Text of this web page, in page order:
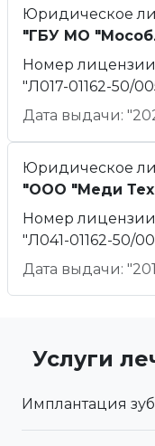
Юридическое
"ГБУ МО
Номер
"Л017-01162-50/
Дата выдачи:
Юридическое
"ООО "Меди
Номер
"Л041-01162-50/
Дата выдачи:
Услуги
Имплантация